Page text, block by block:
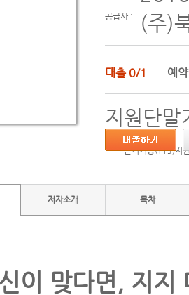
공급사 : (주)
대출 0/1 예
지원단말
듣기기능(TTS)지
저자소개 목차
이 맞다면, 지지